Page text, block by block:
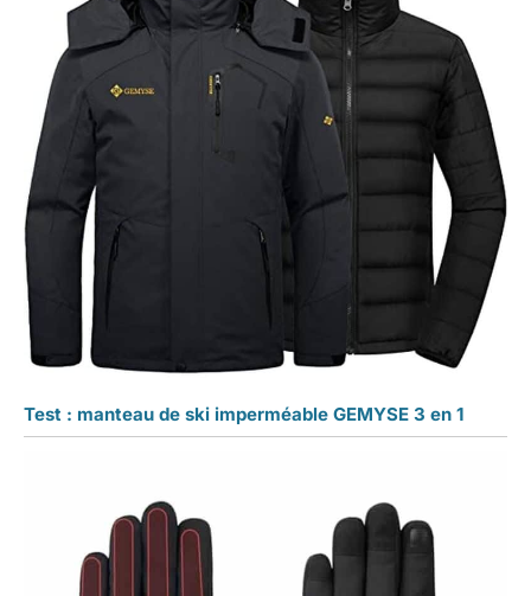
Test : manteau de ski imperméable GEMYSE 3 en 1